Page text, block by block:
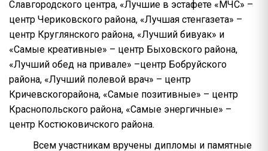
Славгородского центра, «Лучшие в эстафете «МЧС» –
центр Чериковского района, «Лучшая стенгазета» –
центр Круглянского района, «Лучший бивуак» и
«Самые креативные» – центр Быховского района,
«Лучший обед на привале» –центр Бобруйского
района, «Лучший полевой врач» – центр
Кричевскогорайона, «Самые позитивные» – центр
Краснопольского района, «Самые энергичные» –
центр Костюковичского района.
Всем участникам вручены дипломы и памятные